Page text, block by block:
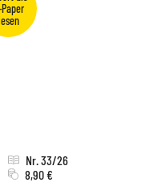
Nr. 33/26
8,90 €